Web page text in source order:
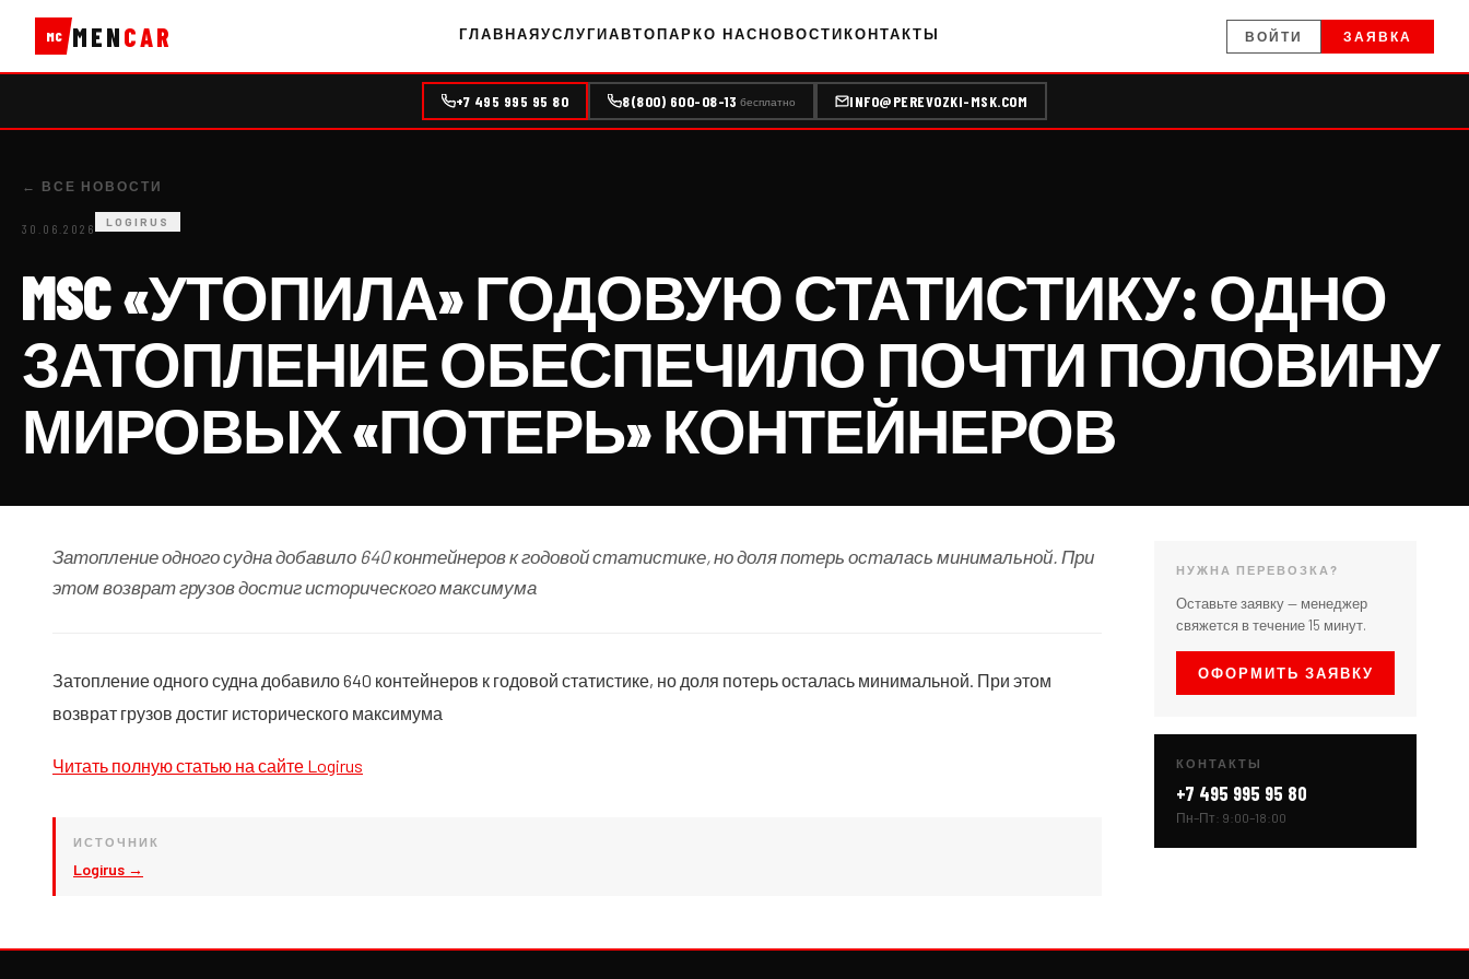
MC MENCAR ГЛАВНАЯУСЛУГИАВТОПАРКО НАСНОВОСТИКОНТАКТЫ ВОЙТИ ЗАЯВКА
+7 495 995 95 80 8(800) 600-08-13 бесплатно INFO@PEREVOZKI-MSK.COM
← ВСЕ НОВОСТИ
30.06.2026 LOGIRUS
MSC «УТОПИЛА» ГОДОВУЮ СТАТИСТИКУ: ОДНО
ЗАТОПЛЕНИЕ ОБЕСПЕЧИЛО ПОЧТИ ПОЛОВИНУ
МИРОВЫХ «ПОТЕРЬ» КОНТЕЙНЕРОВ
Затопление одного судна добавило 640 контейнеров к годовой статистике, но доля потерь осталась минимальной. При
этом возврат грузов достиг исторического максимума
Затопление одного судна добавило 640 контейнеров к годовой статистике, но доля потерь осталась минимальной. При этом
возврат грузов достиг исторического максимума
Читать полную статью на сайте Logirus
ИСТОЧНИК
Logirus →
НУЖНА ПЕРЕВОЗКА?
Оставьте заявку — менеджер
свяжется в течение 15 минут.
ОФОРМИТЬ ЗАЯВКУ
КОНТАКТЫ
+7 495 995 95 80
Пн–Пт: 9:00–18:00